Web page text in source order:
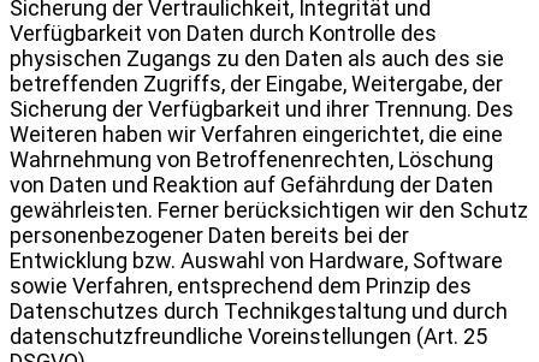
Sicherung der Vertraulichkeit, Integrität und
Verfügbarkeit von Daten durch Kontrolle des
physischen Zugangs zu den Daten als auch des sie
betreffenden Zugriffs, der Eingabe, Weitergabe, der
Sicherung der Verfügbarkeit und ihrer Trennung. Des
Weiteren haben wir Verfahren eingerichtet, die eine
Wahrnehmung von Betroffenenrechten, Löschung
von Daten und Reaktion auf Gefährdung der Daten
gewährleisten. Ferner berücksichtigen wir den Schutz
personenbezogener Daten bereits bei der
Entwicklung bzw. Auswahl von Hardware, Software
sowie Verfahren, entsprechend dem Prinzip des
Datenschutzes durch Technikgestaltung und durch
datenschutzfreundliche Voreinstellungen (Art. 25